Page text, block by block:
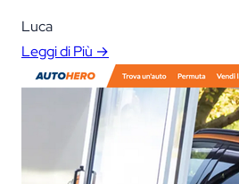
piattaforma si è evoluta nel corso
sembrare complicato e i numerosi
volte…
Luca
Leggi di Più →